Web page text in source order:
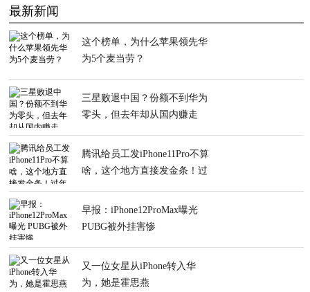
最新新闻
这个榜单，为什么苹果领先华
为5个麦当劳？
三星败退中国？份额不到华为
零头，但去年却从国内赚走
腾讯给员工发iPhone11Pro不算
啥，这个地方直接发金条！过
早报：iPhone12ProMax曝光
PUBG被外挂害惨
又一位女星从iPhone转入华
为，她是霍思燕